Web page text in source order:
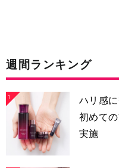
週間ランキング
1
ハリ感
初めて
実施